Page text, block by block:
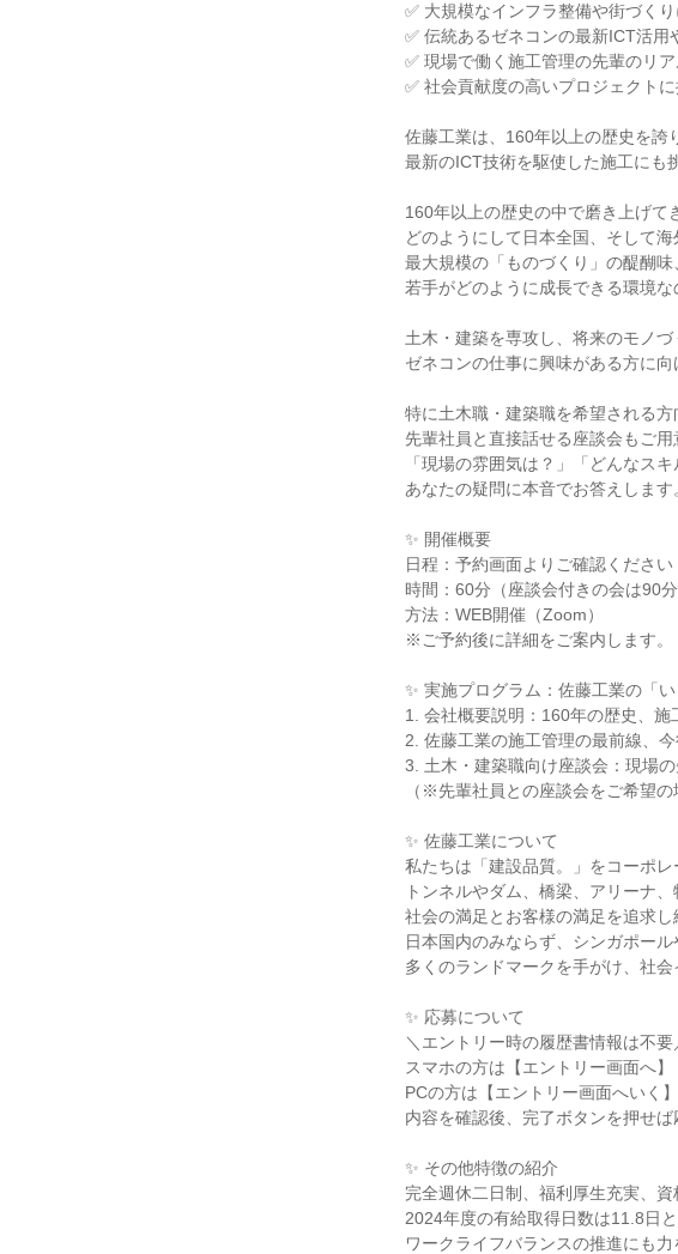
✅ 大規模なインフラ整備や街づく
✅ 伝統あるゼネコンの最新ICT活
✅ 現場で働く施工管理の先輩のリ
✅ 社会貢献度の高いプロジェクト
佐藤工業は、160年以上の歴史を誇
最新のICT技術を駆使した施工にも
160年以上の歴史の中で磨き上げて
どのようにして日本全国、そして海
最大規模の「ものづくり」の醍醐味
若手がどのように成長できる環境な
土木・建築を専攻し、将来のモノづ
ゼネコンの仕事に興味がある方に向
特に土木職・建築職を希望される方
先輩社員と直接話せる座談会もご用
「現場の雰囲気は？」「どんなス
あなたの疑問に本音でお答えします
✨ 開催概要
日程：予約画面よりご確認ください
時間：60分（座談会付きの会は90分
方法：WEB開催（Zoom）
※ご予約後に詳細をご案内します。
✨ 実施プログラム：佐藤工業の「
1. 会社概要説明：160年の歴史、施
2. 佐藤工業の施工管理の最前線、
3. 土木・建築職向け座談会：現場
（※先輩社員との座談会をご希望
✨ 佐藤工業について
私たちは「建設品質。」をコーポレ
トンネルやダム、橋梁、アリーナ、
社会の満足とお客様の満足を追求し
日本国内のみならず、シンガポー
多くのランドマークを手がけ、社
✨ 応募について
＼エントリー時の履歴書情報は不要
スマホの方は【エントリー画面へ】
PCの方は【エントリー画面へいく
内容を確認後、完了ボタンを押せば
✨ その他特徴の紹介
完全週休二日制、福利厚生充実、資
2024年度の有給取得日数は11.8日と
ワークライフバランスの推進にも力